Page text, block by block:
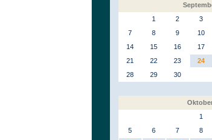
1
2 3
7
8 9 10
14
15 16 17
21
22 23 24
28
29 30
1
5
6 7 8